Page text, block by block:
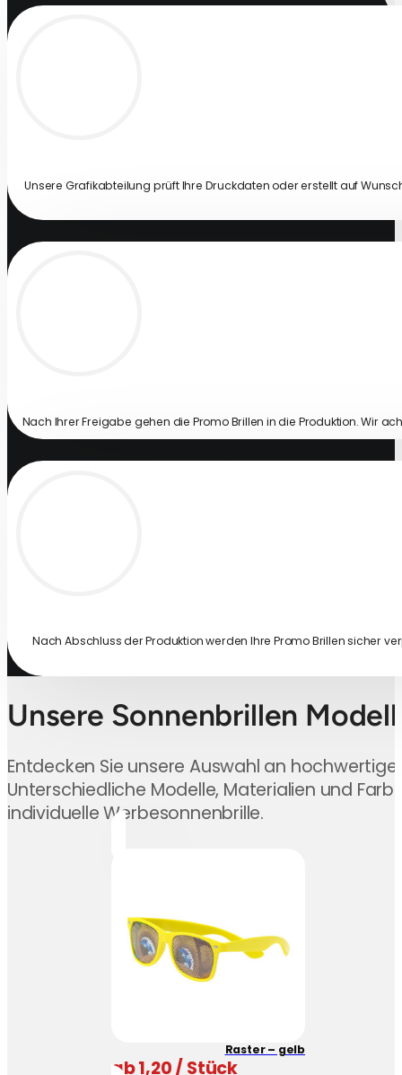
Unsere Grafikabteilung prüft Ihre Druckdaten oder erstellt auf
Nach Ihrer Freigabe gehen die Promo Brillen in die Produktion. Wir
Nach Abschluss der Produktion werden Ihre Promo Brillen sicher
Unsere Sonnenbrillen
Entdecken Sie unsere Auswahl an
Unterschiedliche Modelle, Materialien und
individuelle Werbesonnenbrille.
Raster – gelb
ab 1,20 / Stück